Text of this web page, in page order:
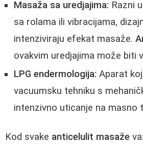
Masaža sa uredjajima: Razni
sa rolama ili vibracijama,
intenziviraju efekat masaže.
ovakvim uredjajima može biti
LPG endermologija: Aparat
vacuumsku tehniku s
intenzivno uticanje na masno
Kod svake anticelulit masaže